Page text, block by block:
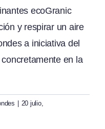
ecoGranic
y respirar un aire
a iniciativa del
en la
20 julio,